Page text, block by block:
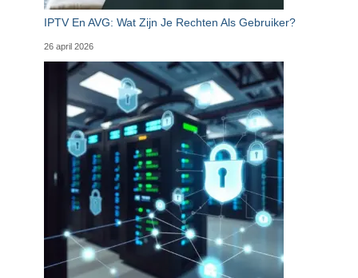
IPTV En AVG: Wat Zijn Je Rechten Als Gebruiker?
26 april 2026